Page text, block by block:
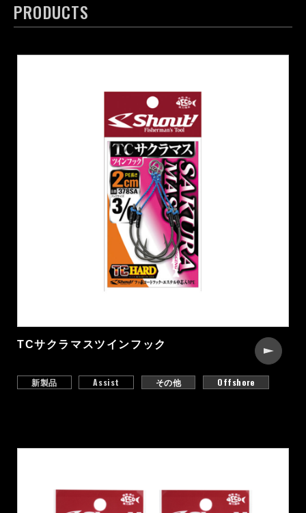
PRODUCTS
TCサクラマスツインフック
新製品 Assist その他 Offshore